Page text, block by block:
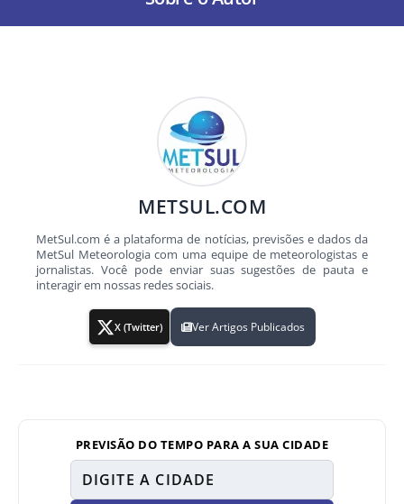
METSUL.COM
MetSul.com é a plataforma de notícias, previsões e dados da
MetSul Meteorologia com uma equipe de meteorologistas e
jornalistas. Você pode enviar suas sugestões de pauta e
interagir em nossas redes sociais.
X (Twitter) Ver Artigos Publicados
PREVISÃO DO TEMPO PARA A SUA CIDADE